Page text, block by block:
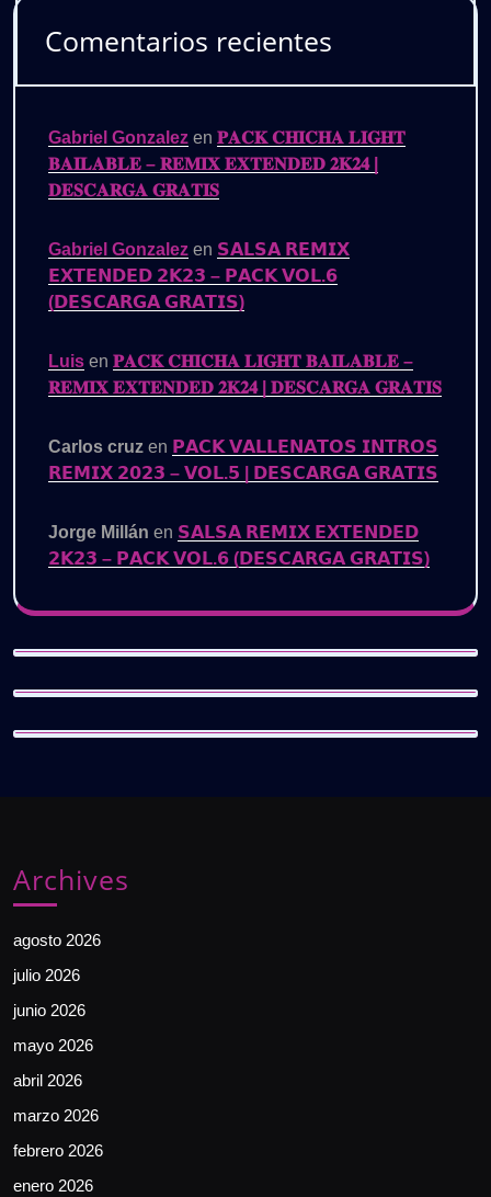
Comentarios recientes
Gabriel Gonzalez en 𝐏𝐀𝐂𝐊 𝐂𝐇𝐈𝐂𝐇𝐀 𝐋𝐈𝐆𝐇𝐓
𝐁𝐀𝐈𝐋𝐀𝐁𝐋𝐄 – 𝐑𝐄𝐌𝐈𝐗 𝐄𝐗𝐓𝐄𝐍𝐃𝐄𝐃 𝟐𝐊𝟐𝟒 |
𝐃𝐄𝐒𝐂𝐀𝐑𝐆𝐀 𝐆𝐑𝐀𝐓𝐈𝐒
Gabriel Gonzalez en 𝗦𝗔𝗟𝗦𝗔 𝗥𝗘𝗠𝗜𝗫
𝗘𝗫𝗧𝗘𝗡𝗗𝗘𝗗 𝟮𝗞𝟮𝟯 – 𝗣𝗔𝗖𝗞 𝗩𝗢𝗟.𝟲
(𝗗𝗘𝗦𝗖𝗔𝗥𝗚𝗔 𝗚𝗥𝗔𝗧𝗜𝗦)
Luis en 𝐏𝐀𝐂𝐊 𝐂𝐇𝐈𝐂𝐇𝐀 𝐋𝐈𝐆𝐇𝐓 𝐁𝐀𝐈𝐋𝐀𝐁𝐋𝐄 –
𝐑𝐄𝐌𝐈𝐗 𝐄𝐗𝐓𝐄𝐍𝐃𝐄𝐃 𝟐𝐊𝟐𝟒 | 𝐃𝐄𝐒𝐂𝐀𝐑𝐆𝐀 𝐆𝐑𝐀𝐓𝐈𝐒
Carlos cruz en 𝗣𝗔𝗖𝗞 𝗩𝗔𝗟𝗟𝗘𝗡𝗔𝗧𝗢𝗦 𝗜𝗡𝗧𝗥𝗢𝗦
𝗥𝗘𝗠𝗜𝗫 𝟮𝟬𝟮𝟯 – 𝗩𝗢𝗟.𝟱 | 𝗗𝗘𝗦𝗖𝗔𝗥𝗚𝗔 𝗚𝗥𝗔𝗧𝗜𝗦
Jorge Millán en 𝗦𝗔𝗟𝗦𝗔 𝗥𝗘𝗠𝗜𝗫 𝗘𝗫𝗧𝗘𝗡𝗗𝗘𝗗
𝟮𝗞𝟮𝟯 – 𝗣𝗔𝗖𝗞 𝗩𝗢𝗟.𝟲 (𝗗𝗘𝗦𝗖𝗔𝗥𝗚𝗔 𝗚𝗥𝗔𝗧𝗜𝗦)
Archives
agosto 2026
julio 2026
junio 2026
mayo 2026
abril 2026
marzo 2026
febrero 2026
enero 2026